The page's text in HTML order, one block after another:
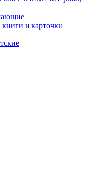
и карточки